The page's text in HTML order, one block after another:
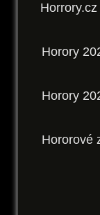
Horrory.cz
Horory
Horory
Hororové